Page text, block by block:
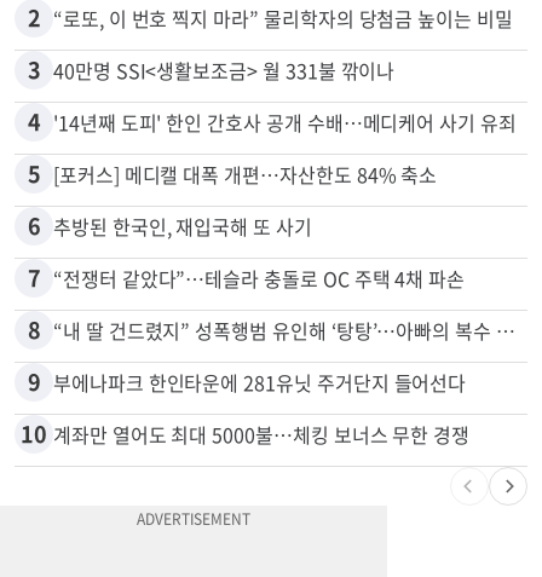
2 “로또, 이 번호 찍지 마라” 물리학자의 당첨금 높이는 비밀
3 40만명 SSI<생활보조금> 월 331불 깎이나
4 '14년째 도피' 한인 간호사 공개 수배…메디케어 사기 유죄
5 [포커스] 메디캘 대폭 개편…자산한도 84% 축소
6 추방된 한국인, 재입국해 또 사기
7 “전쟁터 같았다”…테슬라 충돌로 OC 주택 4채 파손
8 “내 딸 건드렸지” 성폭행범 유인해 ‘탕탕’…아빠의 복수 결말
9 부에나파크 한인타운에 281유닛 주거단지 들어선다
10 계좌만 열어도 최대 5000불…체킹 보너스 무한 경쟁